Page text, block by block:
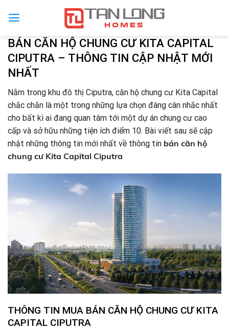
BÁN CĂN HỘ CHUNG CƯ KITA CAPITAL
CIPUTRA – THÔNG TIN CẬP NHẬT MỚI
NHẤT
Nằm trong khu đô thị Ciputra, căn hộ chung cư Kita Capital
chắc chắn là một trong những lựa chọn đáng cân nhắc nhất
cho bất kì ai đang quan tâm tới một dự án chung cư cao
cấp và sở hữu những tiện ích điểm 10. Bài viết sau sẽ cập
nhật những thông tin mới nhất về thông tin bán căn hộ
chung cư Kita Capital Ciputra
THÔNG TIN MUA BÁN CĂN HỘ CHUNG CƯ KITA
CAPITAL CIPUTRA